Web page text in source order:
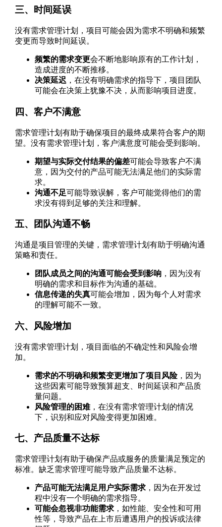
三、时间延误
没有需求管理计划，项目可能会因为需求不明确和频繁
变更而导致时间延误。
频繁的需求变更会不断地影响原有的工作计划，
造成进度的不断推移。
决策延迟 ，在没有明确需求的指导下，项目团队
可能会在决策上犹豫不决，从而影响项目进度。
四、客户不满意
需求管理计划有助于确保项目的最终成果符合客户的期
望。没有需求管理计划，客户满意度可能会受到影响。
期望与实际交付结果的偏差可能会导致客户不满
意，因为交付的产品可能无法满足他们的实际需
求。
沟通不足可能导致误解，客户可能觉得他们的需
求没有得到足够的关注和理解。
五、团队沟通不畅
沟通是项目管理的关键，需求管理计划有助于明确沟通
策略和责任。
团队成员之间的沟通可能会受到影响，因为没有
明确的需求和目标作为沟通的基础。
信息传递的失真可能会增加，因为每个人对需求
的理解可能不一致。
六、风险增加
没有需求管理计划，项目面临的不确定性和风险会增
加。
需求的不明确和频繁变更增加了项目风险，因为
这些因素可能导致预算超支、时间延误和产品质
量问题。
风险管理的困难，在没有需求管理计划的情况
下，识别和应对风险变得更加困难。
七、产品质量不达标
需求管理计划有助于确保产品或服务的质量满足预定的
标准。缺乏需求管理可能导致产品质量不达标。
产品可能无法满足用户实际需求，因为在开发过
程中没有一个明确的需求指导。
可能会忽视非功能需求，如性能、安全性和可用
性等，导致产品在上市后遭遇用户的投诉或法律